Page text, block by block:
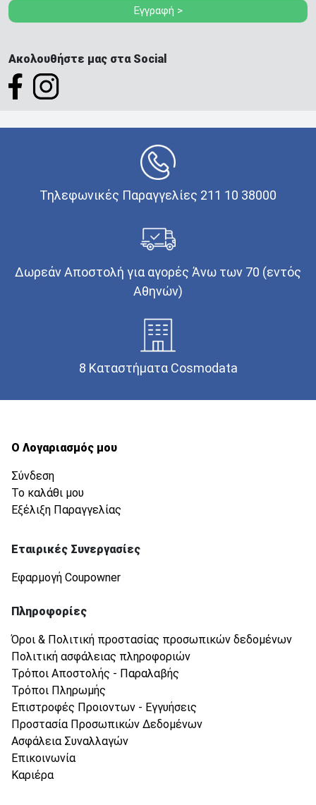
Εγγραφή >
Ακολουθήστε μας στα Social
Τηλεφωνικές Παραγγελίες 211 10 38000
Δωρεάν Αποστολή για αγορές Άνω των 70 (εντός
Αθηνών)
8 Καταστήματα Cosmodata
Ο Λογαριασμός μου
Σύνδεση
Το καλάθι μου
Εξέλιξη Παραγγελίας
Εταιρικές Συνεργασίες
Εφαρμογή Coupowner
Πληροφορίες
Όροι & Πολιτική προστασίας προσωπικών δεδομένων
Πολιτική ασφάλειας πληροφοριών
Τρόποι Αποστολής - Παραλαβής
Τρόποι Πληρωμής
Επιστροφές Προιοντων - Εγγυήσεις
Προστασία Προσωπικών Δεδομένων
Ασφάλεια Συναλλαγών
Επικοινωνία
Καριέρα